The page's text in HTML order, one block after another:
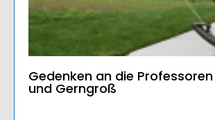
Gedenken an die
und Gerngroß